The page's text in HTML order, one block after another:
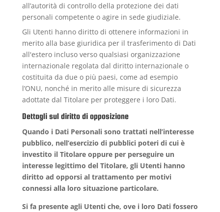
all’autorità di controllo della protezione dei dati
personali competente o agire in sede giudiziale.
Gli Utenti hanno diritto di ottenere informazioni in
merito alla base giuridica per il trasferimento di Dati
all'estero incluso verso qualsiasi organizzazione
internazionale regolata dal diritto internazionale o
costituita da due o più paesi, come ad esempio
l’ONU, nonché in merito alle misure di sicurezza
adottate dal Titolare per proteggere i loro Dati.
Dettagli sul diritto di opposizione
Quando i Dati Personali sono trattati nell’interesse
pubblico, nell’esercizio di pubblici poteri di cui è
investito il Titolare oppure per perseguire un
interesse legittimo del Titolare, gli Utenti hanno
diritto ad opporsi al trattamento per motivi
connessi alla loro situazione particolare.
Si fa presente agli Utenti che, ove i loro Dati fossero